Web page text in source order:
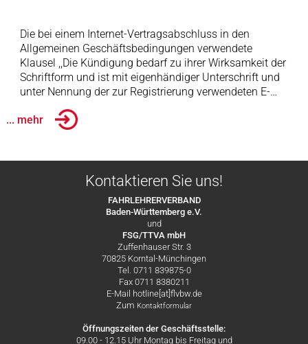
Die bei einem Internet-Vertragsabschluss in den
Allgemeinen Geschäftsbedingungen verwendete
Klausel ,,Die Kündigung bedarf zu ihrer Wirksamkeit der
Schriftform und ist mit eigenhändiger Unterschrift und
unter Nennung der zur Registrierung verwendeten E-…
... mehr
Kontaktieren Sie uns!
FAHRLEHRERVERBAND
Baden-Württemberg e.V.
und
FSG/TTVA mbH
Zuffenhauser Str. 3
70825 Korntal-Münchingen
Tel. 0711 839875-0
Fax 0711 8380211
E-Mail hotline[at]flvbw.de
Zum Kontaktformular
Öffnungszeiten der Geschäftsstelle:
09.00 - 12.15 Uhr Montag bis Freitag und